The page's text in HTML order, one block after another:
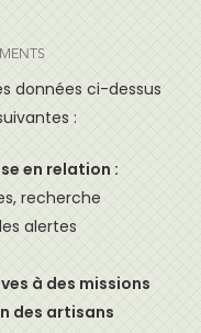
données ci-dessus
:
en relation :
recherche
alertes
à des missions
des artisans